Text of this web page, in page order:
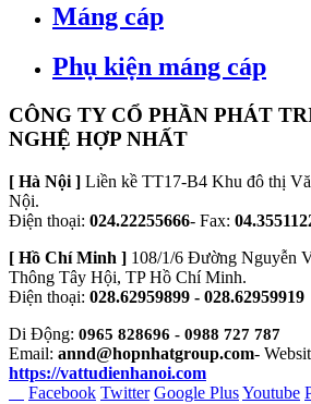
Máng cáp
Phụ kiện máng cáp
CÔNG TY CỔ PHẦN PHÁT
NGHỆ HỢP NHẤT
[ Hà Nội ] Liền kề TT17-B4 Khu đô thị
Nội.
Điện thoại: 024.22255666- Fax:
[ Hồ Chí Minh ] 108/1/6 Đường Nguyễn
Thông Tây Hội, TP Hồ Chí Minh.
Điện thoại: 028.62959899 - 028.62959919
Di Động: 0965 828696 - 0988 727 787
Email: annd@hopnhatgroup.com-
https://vattudienhanoi.com
Facebook Twitter Google PlusYoutube